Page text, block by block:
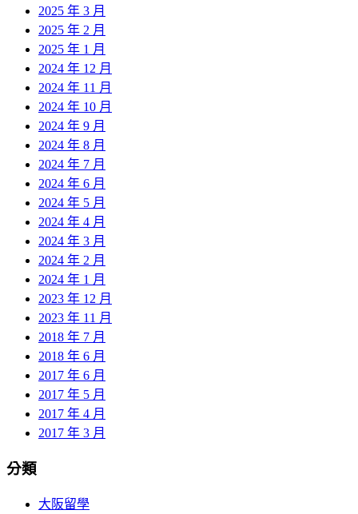
2025 年 3 月
2025 年 2 月
2025 年 1 月
2024 年 12 月
2024 年 11 月
2024 年 10 月
2024 年 9 月
2024 年 8 月
2024 年 7 月
2024 年 6 月
2024 年 5 月
2024 年 4 月
2024 年 3 月
2024 年 2 月
2024 年 1 月
2023 年 12 月
2023 年 11 月
2018 年 7 月
2018 年 6 月
2017 年 6 月
2017 年 5 月
2017 年 4 月
2017 年 3 月
分類
大阪留學